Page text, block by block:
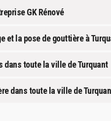
GK Rénové
et la pose de gouttière à
dans toute la ville de Turquant
dans toute la ville de